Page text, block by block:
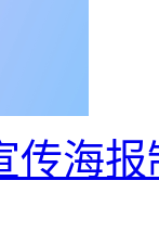
传海